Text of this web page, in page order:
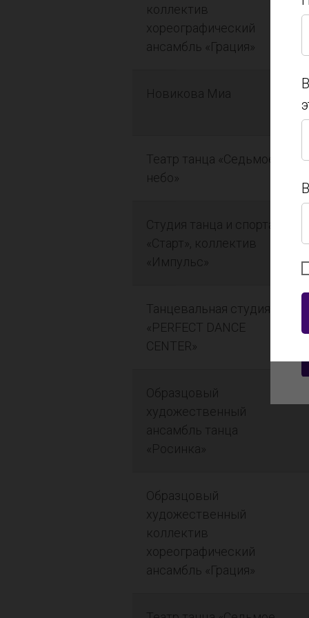
коллектив
хореографический
ансамбль «Грация»
Новикова Миа
Театр танца «Седьмое
небо»
Студия танца и спорта
«Старт», коллектив
«Импульс»
Танцевальная студия
«PERFECT DANCE
CENTER»
Образцовый
художественный
ансамбль танца
«Росинка»
Образцовый
художественный
коллектив
хореографический
ансамбль «Грация»